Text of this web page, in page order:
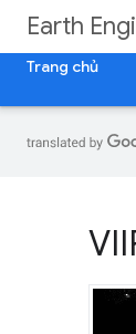
Earth
Trang chủ